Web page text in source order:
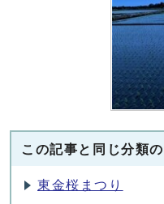
この記事と同じ分類
東金桜まつり